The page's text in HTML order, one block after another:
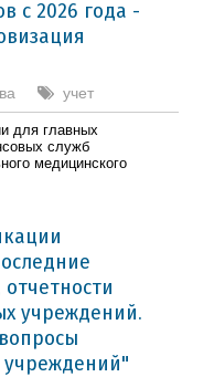
с 2026 года -
учет
для главных
служб
медицинского
учреждений.